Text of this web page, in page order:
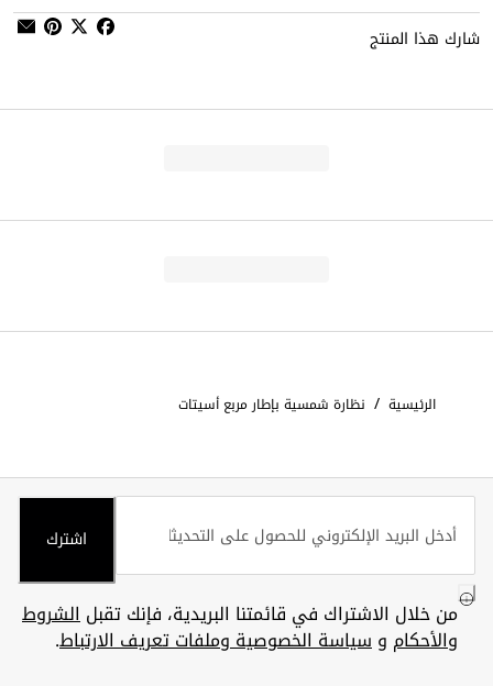
شارك هذا المنتج
الرئيسية / نظارة شمسية بإطار مربع أسيتات
اشترك
من خلال الاشتراك في قائمتنا البريدية، فإنك تقبلالشروط
والأحكام وسياسة الخصوصية وملفات تعريف الارتباط.